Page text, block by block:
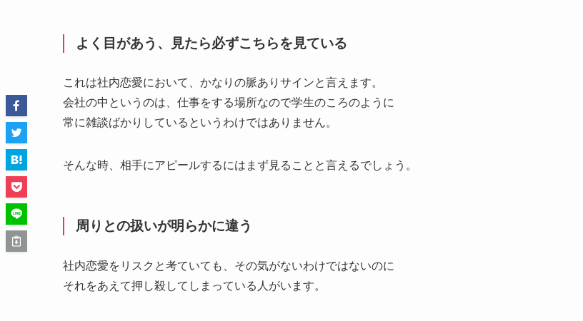
よく目があう、見たら必ずこちらを見ている
これは社内恋愛において、かなりの脈ありサインと言えます。
会社の中というのは、仕事をする場所なので学生のころのように
常に雑談ばかりしているというわけではありません。
そんな時、相手にアピールするにはまず見ることと言えるでしょう。
周りとの扱いが明らかに違う
社内恋愛をリスクと考ていても、その気がないわけではないのに
それをあえて押し殺してしまっている人がいます。